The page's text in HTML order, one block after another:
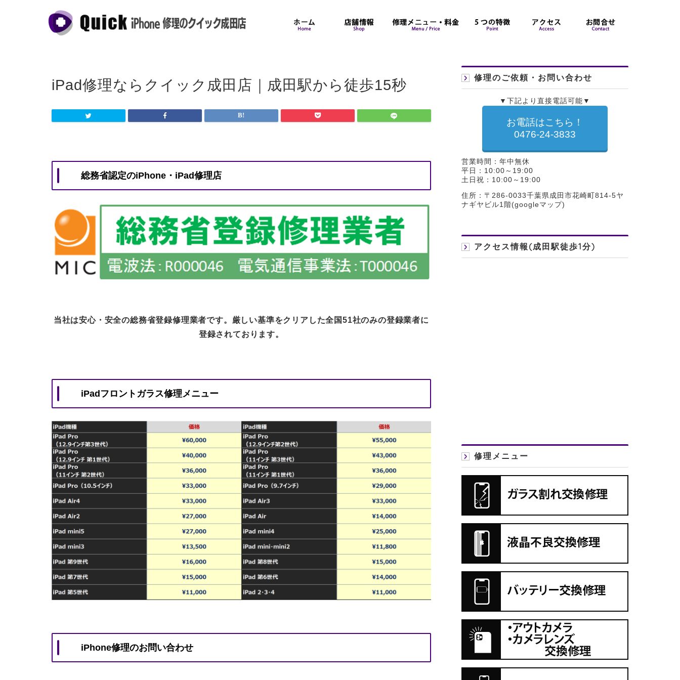
iPad修理ならクイック成田店｜成田駅から徒歩15秒
総務省認定のiPhone・iPad修理店
当社は安心・安全の総務省登録修理業者です。 厳しい基準をクリアした全国51社のみの登録業者に
登録されております。
iPadフロントガラス修理メニュー
iPhone修理のお問い合わせ
修理のご依頼・お問い合わせ
▼下記より直接電話可能▼
お電話はこちら！
0476-24-3833
営業時間：年中無休
平日：10:00～19:00
土日祝：10:00～19:00
住所：〒286-0033千葉県成田市花崎町814-5ヤ
ナギヤビル1階(googleマップ)
アクセス情報(成田駅徒歩1分)
修理メニュー